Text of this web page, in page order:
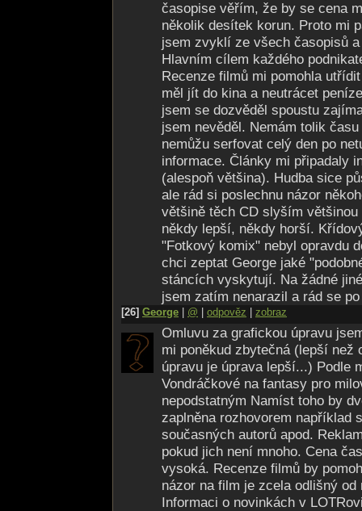
časopise věřím, že by se cena
několik desítek korun. Proto mi
jsem zvyklí ze všech časopisů
Hlavním cílem každého
Recenze filmů mi pomohla
měl jít do kina a neutrácet
jsem se dozvěděl spoustu
jsem nevěděl. Nemám tolik
nemůžu serfovat celý den po
informace. Články mi připadaly
(alespoň většina). Hudba sice
ale rád si poslechnu názor
většině těch CD slyším
někdy lepší, někdy horší.
"Fotkový komix" nebyl opravdu
chci zeptat George jaké
stáncích vyskytují. Na žádné
jsem zatím nenarazil a rád se
[26] George @ odpověz zobraz
Omluvu za grafickou úpravu
mi poněkud zbytečná (lepší než
úpravu je úprava lepší...) Podle
Vondráčkové na fantasy pro
nepodstatným Namíst toho by
zaplněna rozhovorem například
současných autorů apod.
pokud jich není mnoho. Cena
vysoká. Recenze filmů by
názor na film je zcela odlišný od
Informaci o novinkách v